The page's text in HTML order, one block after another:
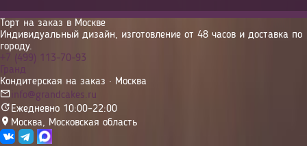
Торт на заказ в Москве
Индивидуальный дизайн, изготовление от 48 часов и доставка по
городу.
+7 (499) 113-70-93
Гранд
Кондитерская на заказ · Москва
info@grandcakes.ru
Ежедневно 10:00–22:00
Москва, Московская область